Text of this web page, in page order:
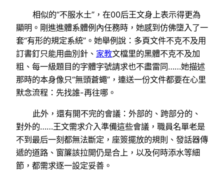
相似的“不服水土”，在00后王文身上表示得更為
顯明。剛進進體系體例內任務時，她感到仿佛墮入了一
套“有形的規定系統”。她舉例說：多頁文件不克不及用
訂書釘只能用曲別針、 家教文檔里的黑體不克不及加
粗、每一級題目的字體字號請求也不盡雷同……她描述
那時的本身像只“無頭蒼蠅”，連送一份文件都要在心里
默念流程：先找誰-再往哪。
此外，還有開不完的會議：外部的、跨部分的、
對外的……王文需求介入準備這些會議，職員名單老是
不到最后一刻都無法斷定，座簽擺放的規則、發話器傳
遞的道路、窗簾該拉開仍是合上，以及何時添水等細
節，都需求逐一設定妥善。